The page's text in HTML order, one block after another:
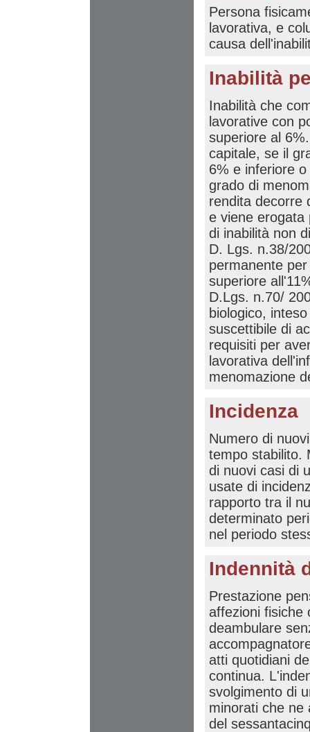
Persona
lavorativa, e
causa
Inabilità
Inabilità che
lavorative con
superiore al
capitale, se il
6% e inferiore
grado di
rendita decorre
e viene erogata
di inabilità non
D. Lgs. n.38/
permanente
superiore
D.Lgs. n.70/
biologico,
suscettibile di
requisiti per
lavorativa
menomazione
Incidenza
Numero di
tempo stabilito.
di nuovi casi di
usate di
rapporto tra il
determinato
nel periodo
Indennità
Prestazione
affezioni fisiche
deambulare
atti quotidiani
continua.
svolgimento di
minorati che ne
del